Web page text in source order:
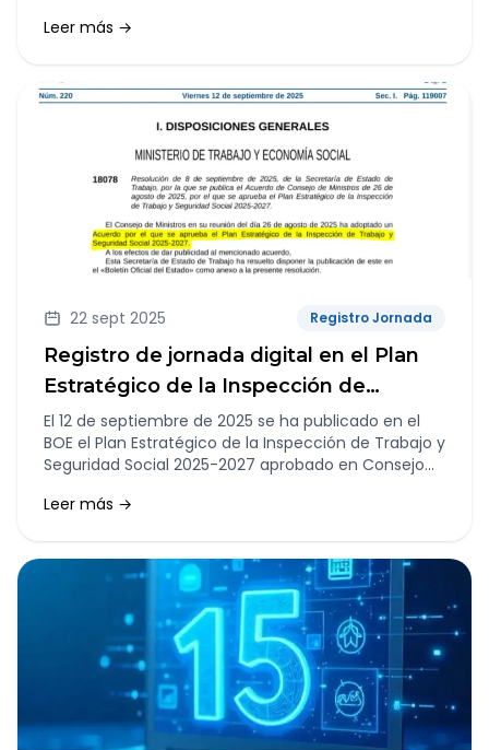
correctamente las horas complementarias y
Leer más →
22 sept 2025 Registro Jornada
Registro de jornada digital en el Plan
Estratégico de la Inspección de
Trabajo y Seguridad Social 2025-2027
El 12 de septiembre de 2025 se ha publicado en el
BOE el Plan Estratégico de la Inspección de Trabajo y
Seguridad Social 2025-2027 aprobado en Consejo
Leer más →